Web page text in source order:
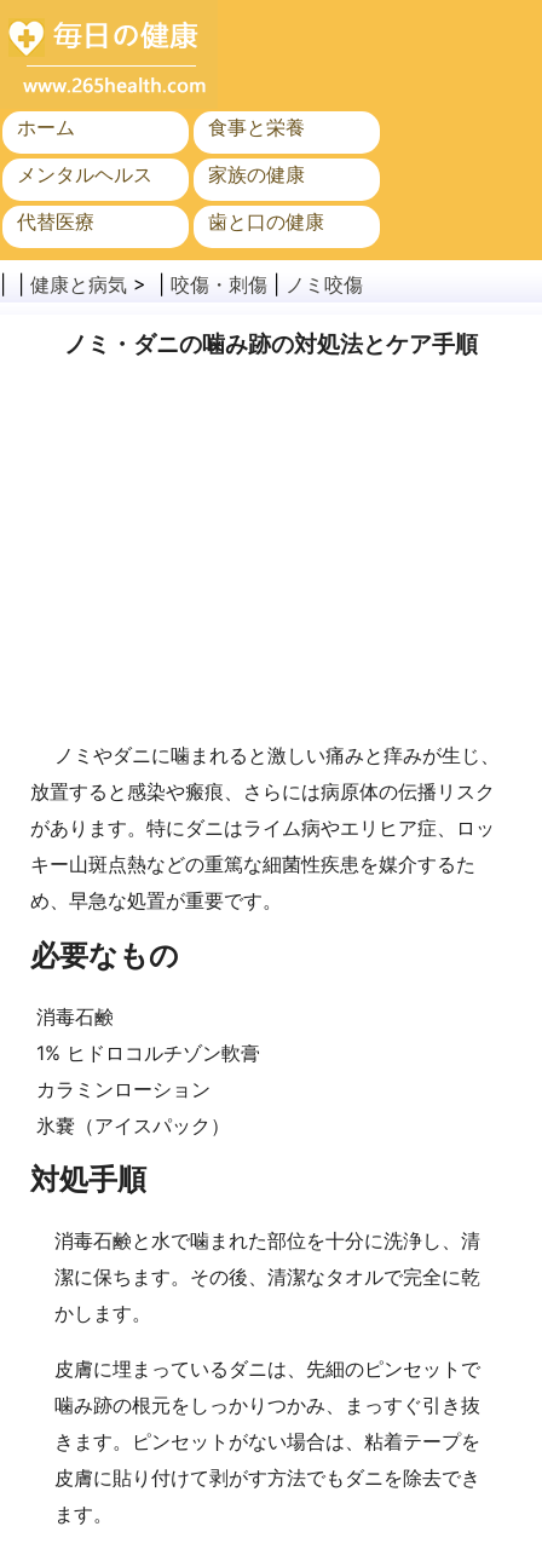
ホーム
食事と栄養
メンタルヘルス
家族の健康
代替医療
歯と口の健康
がん
公衆衛生
健康と病気 > | 咬傷・刺傷 ノミ咬傷
ノミ・ダニの噛み跡の対処法とケア手順
ノミやダニに噛まれると激しい痛みと痒みが生じ、
放置すると感染や瘢痕、さらには病原体の伝播リスク
があります。特にダニはライム病やエリヒア症、ロッ
キー山斑点熱などの重篤な細菌性疾患を媒介するた
め、早急な処置が重要です。
必要なもの
消毒石鹸
1% ヒドロコルチゾン軟膏
カラミンローション
氷嚢（アイスパック）
対処手順
消毒石鹸と水で噛まれた部位を十分に洗浄し、清
潔に保ちます。その後、清潔なタオルで完全に乾
かします。
皮膚に埋まっているダニは、先細のピンセットで
噛み跡の根元をしっかりつかみ、まっすぐ引き抜
きます。ピンセットがない場合は、粘着テープを
皮膚に貼り付けて剥がす方法でもダニを除去でき
ます。